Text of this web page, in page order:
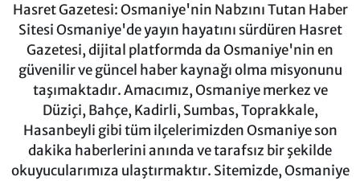
Hasret Gazetesi: Osmaniye'nin Nabzını Tutan Haber
Sitesi Osmaniye'de yayın hayatını sürdüren Hasret
Gazetesi, dijital platformda da Osmaniye'nin en
güvenilir ve güncel haber kaynağı olma misyonunu
taşımaktadır. Amacımız, Osmaniye merkez ve
Düziçi, Bahçe, Kadirli, Sumbas, Toprakkale,
Hasanbeyli gibi tüm ilçelerimizden Osmaniye son
dakika haberlerini anında ve tarafsız bir şekilde
okuyucularımıza ulaştırmaktır. Sitemizde, Osmaniye